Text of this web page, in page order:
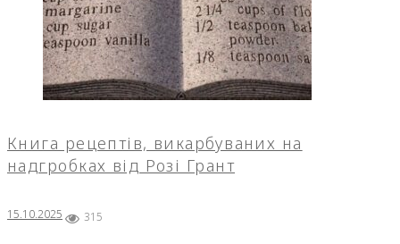
Книга рецептів, викарбуваних на
надгробках від Розі Грант
15.10.2025 315